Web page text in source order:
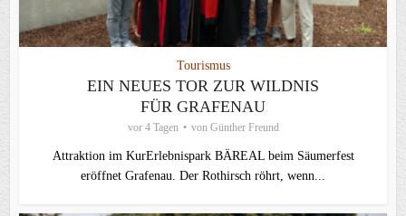
Tourismus
EIN NEUES TOR ZUR WILDNIS
FÜR GRAFENAU
vor 4 Tagen von Günther Freund
Attraktion im KurErlebnispark BÄREAL beim Säumerfest
eröffnet Grafenau. Der Rothirsch röhrt, wenn...